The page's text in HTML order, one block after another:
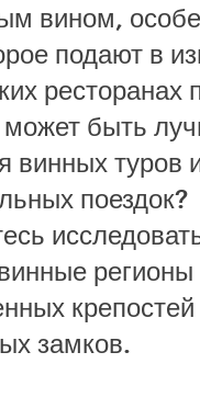
вином,
подают в
ресторанах
быть
винных туров
поездок?
регионы
крепостей
замков.